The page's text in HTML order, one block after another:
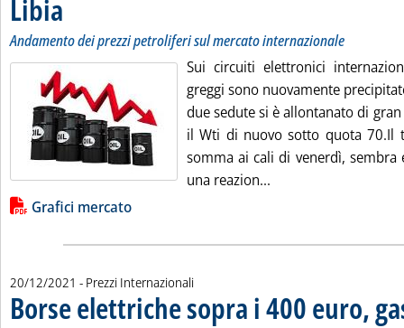
Libia
Andamento dei prezzi petroliferi sul mercato internazionale
Sui circuiti elettronici
greggi sono nuovamente
due sedute si è allontanato di
il Wti di nuovo sotto quota 70.Il
somma ai cali di venerdì, sembra
una reazion...
Lista allegati PDF alla notizia
Grafici mercato
20/12/2021 - Prezzi Internazionali
Borse elettriche sopra i 400 euro,